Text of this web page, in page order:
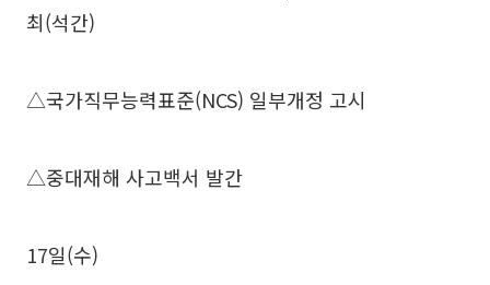
최(석간)
△국가직무능력표준(NCS) 일부개정 고시
△중대재해 사고백서 발간
17일(수)